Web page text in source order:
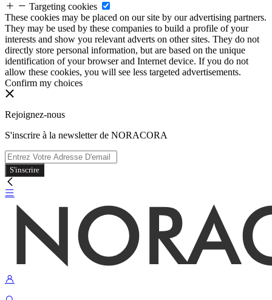
Targeting cookies
These cookies may be placed on our site by our advertising partners.
They may be used by these companies to build a profile of your
interests and show you relevant adverts on other sites. They do not
directly store personal information, but are based on the unique
identification of your browser and Internet device. If you do not
allow these cookies, you will see less targeted advertisements.
Confirm my choices
Rejoignez-nous
S'inscrire à la newsletter de NORACORA
S'inscrire